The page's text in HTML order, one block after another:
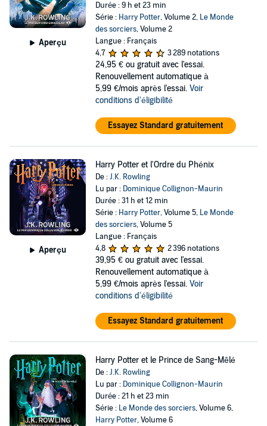
Aperçu
Durée : 9 h et 23 min
Série : Harry Potter, Volume 2, Le Monde
des sorciers, Volume 2
Langue : Français
4,7
3 289 notations
24,95 € ou gratuit avec l'essai.
Renouvellement automatique à
5,99 €/mois après l'essai. Voir
conditions d'éligibilité
Essayez Standard gratuitement
Aperçu
Harry Potter et l'Ordre du Phénix
De :J.K. Rowling
Lu par : Dominique Collignon-Maurin
Durée : 31 h et 12 min
Série : Harry Potter, Volume 5, Le Monde
des sorciers, Volume 5
Langue : Français
4,8
2 396 notations
39,95 € ou gratuit avec l'essai.
Renouvellement automatique à
5,99 €/mois après l'essai. Voir
conditions d'éligibilité
Essayez Standard gratuitement
Harry Potter et le Prince de Sang-Mêlé
De :J.K. Rowling
Lu par : Dominique Collignon-Maurin
Durée : 21 h et 23 min
Série : Le Monde des sorciers, Volume 6,
Harry Potter, Volume 6